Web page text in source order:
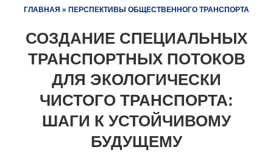
ГЛАВНАЯ » ПЕРСПЕКТИВЫ ОБЩЕСТВЕННОГО ТРАНСПОРТА
СОЗДАНИЕ СПЕЦИАЛЬНЫХ
ТРАНСПОРТНЫХ ПОТОКОВ
ДЛЯ ЭКОЛОГИЧЕСКИ
ЧИСТОГО ТРАНСПОРТА:
ШАГИ К УСТОЙЧИВОМУ
БУДУЩЕМУ